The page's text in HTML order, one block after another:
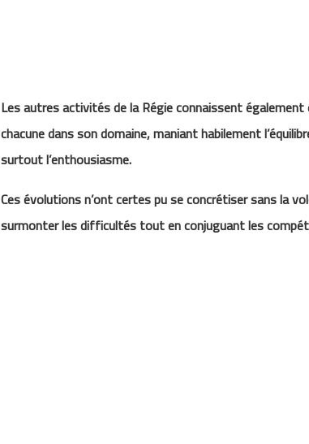
Les autres activités de la Régie connaissent
chacune dans son domaine, maniant habilement
surtout l’enthousiasme.
Ces évolutions n’ont certes pu se concrétiser sans la
surmonter les difficultés tout en conjuguant les